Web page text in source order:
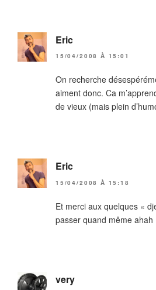
Eric
15/04/2008 À 15:01
On recherche
aiment donc. Ca
de vieux (mais plein
Eric
15/04/2008 À 15:18
Et merci aux quelques «
passer quand même ahah
very